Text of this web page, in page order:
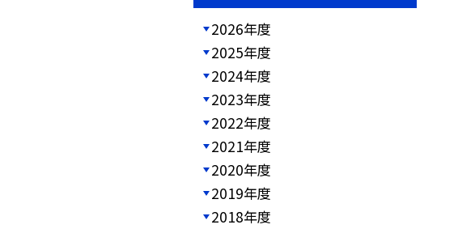
2026年度
2025年度
2024年度
2023年度
2022年度
2021年度
2020年度
2019年度
2018年度